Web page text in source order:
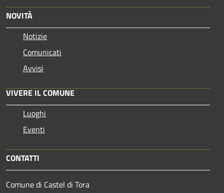
NOVITÀ
Notizie
Comunicati
Avvisi
VIVERE IL COMUNE
Luoghi
Eventi
CONTATTI
Comune di Castel di Tora